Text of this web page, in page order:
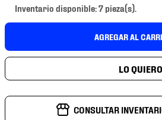
Inventario disponible: 7 pieza(s).
AGREGAR AL
CONSULTAR
6.
mochila